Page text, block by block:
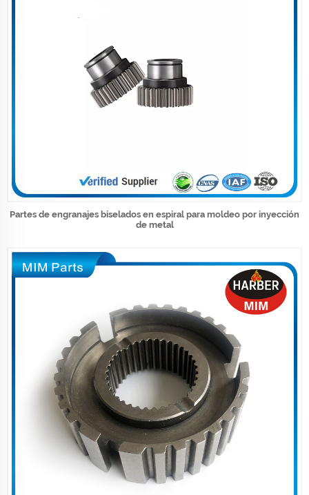
Partes de engranajes biselados en espiral para moldeo por inyección
de metal